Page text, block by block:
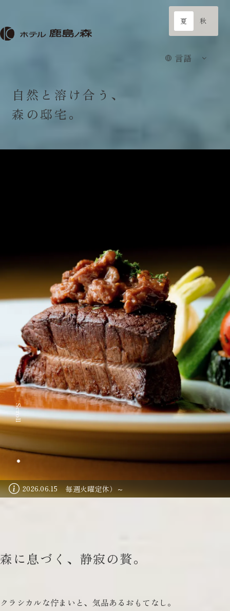
言語
2026.06.15
（毎週火曜定休）～
夏 秋
自 然 と 溶 け合 う 、
森 の邸宅。
Scroll
森 に 息づ く 、 静寂の贅。
クラシカルな佇まいと、気品あるおもてなし。
各種ご予約
客室
鹿島ノ森について
よくあるご質問
お問い合わせ
アクセス
お知らせ
プライバシーポリシーサイトポリシー宿泊約款
デジタルパンフレット
Follow us